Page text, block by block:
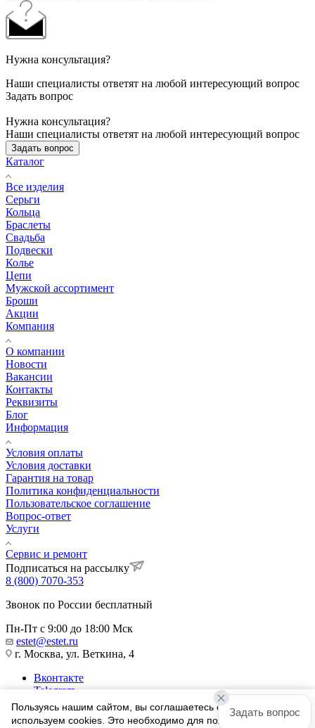
Нужна консультация?
Наши специалисты ответят на любой интересующий вопрос
Задать вопрос
Нужна консультация?
Наши специалисты ответят на любой интересующий вопрос
Задать вопрос
Каталог
Все изделия
Серьги
Кольца
Браслеты
Свадьба
Подвески
Колье
Цепи
Мужской ассортимент
Броши
Акции
Компания
О компании
Новости
Вакансии
Контакты
Реквизиты
Блог
Информация
Условия оплаты
Условия доставки
Гарантия на товар
Политика конфиденциальности
Пользовательское соглашение
Вопрос-ответ
Услуги
Сервис и ремонт
Подписаться на рассылку
8 (800) 7070-353
Звонок по России бесплатный
Пн-Пт с 9:00 до 18:00 Мск
estet@estet.ru
г. Москва, ул. Веткина, 4
Вконтакте
Telegram
Одноклассники
WhatsApp
Пользуясь нашим сайтом, вы соглашаетесь с тем, что мы
используем cookies. Это необходимо для полноценного
Задать вопрос